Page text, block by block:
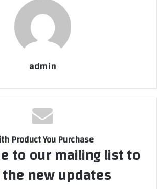
admin
Product You Purchase
to our mailing list to
new updates!